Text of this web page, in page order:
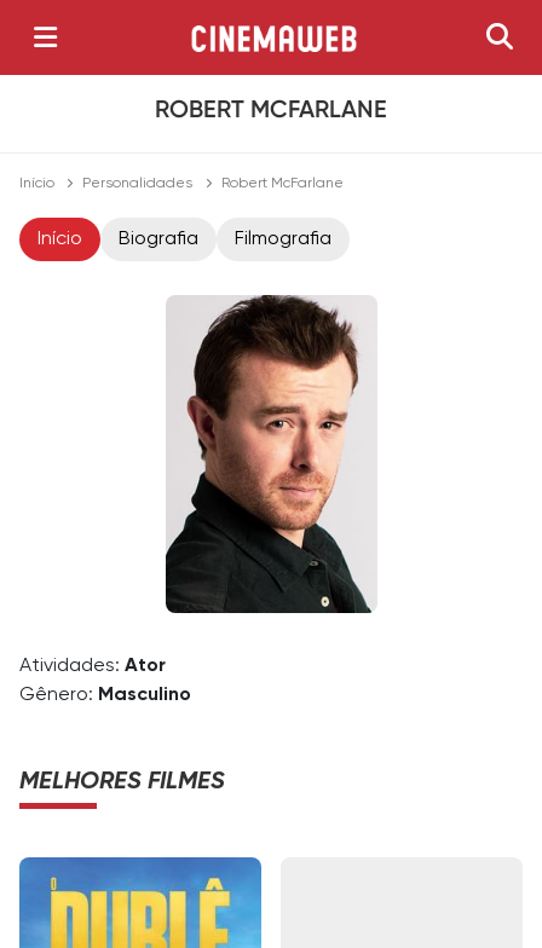
ROBERT MCFARLANE
Início Personalidades Robert McFarlane
Início Biografia Filmografia
Atividades: Ator
Gênero: Masculino
MELHORES FILMES